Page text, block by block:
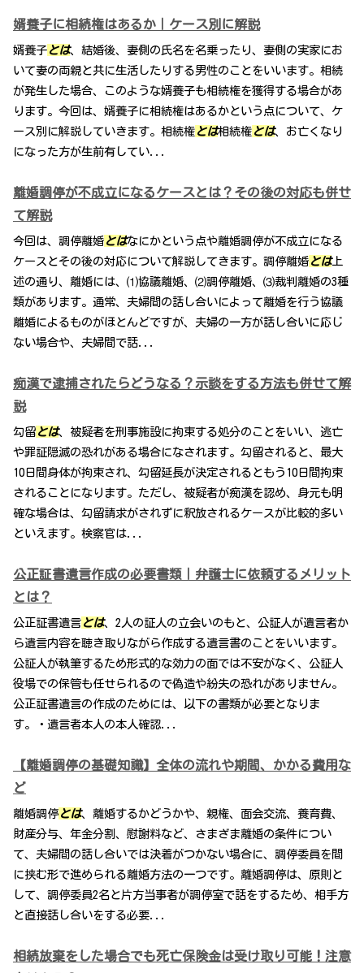
婿養子に相続権はあるか｜ケース別に解説
婿養子 とは、結婚後、妻側の氏名を名乗ったり、妻側の実家にお
いて妻の両親と共に生活したりする男性のことをいいます。相続
が発生した場合、このような婿養子も相続権を獲得する場合があ
ります。今回は、婿養子に相続権はあるかという点について、ケ
ース別に解説していきます。相続権 とは相続権 とは、お亡くなり
になった方が生前有してい...
離婚調停が不成立になるケースとは？その後の対応も併せ
て解説
今回は、調停離婚 とはなにかという点や離婚調停が不成立になる
ケースとその後の対応について解説してきます。調停離婚 とは上
述の通り、離婚には、⑴協議離婚、⑵調停離婚、⑶裁判離婚の3種
類があります。通常、夫婦間の話し合いによって離婚を行う協議
離婚によるものがほとんどですが、夫婦の一方が話し合いに応じ
ない場合や、夫婦間で話...
痴漢で逮捕されたらどうなる？示談をする方法も併せて解
説
勾留 とは、被疑者を刑事施設に拘束する処分のことをいい、逃亡
や罪証隠滅の恐れがある場合になされます。勾留されると、最大
10日間身体が拘束され、勾留延長が決定されるともう10日間拘束
されることになります。ただし、被疑者が痴漢を認め、身元も明
確な場合は、勾留請求がされずに釈放されるケースが比較的多い
といえます。検察官は...
公正証書遺言作成の必要書類｜弁護士に依頼するメリット
とは？
公正証書遺言 とは、2人の証人の立会いのもと、公証人が遺言者か
ら遺言内容を聴き取りながら作成する遺言書のことをいいます。
公証人が執筆するため形式的な効力の面では不安がなく、公証人
役場での保管も任せられるので偽造や紛失の恐れがありません。
公正証書遺言の作成のためには、以下の書類が必要となりま
す。・遺言者本人の本人確認...
【離婚調停の基礎知識】全体の流れや期間、かかる費用な
ど
離婚調停 とは、離婚するかどうかや、親権、面会交流、養育費、
財産分与、年金分割、慰謝料など、さまざま離婚の条件につい
て、夫婦間の話し合いでは決着がつかない場合に、調停委員を間
に挟む形で進められる離婚方法の一つです。離婚調停は、原則と
して、調停委員2名と片方当事者が調停室で話をするため、相手方
と直接話し合いをする必要...
相続放棄をした場合でも死亡保険金は受け取り可能！注意